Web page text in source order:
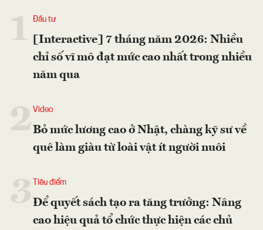
Đầu tư
[Interactive] 7 tháng năm 2026: Nhiều
chỉ số vĩ mô đạt mức cao nhất trong nhiều
năm qua
2Video
Bỏ mức lương cao ở Nhật, chàng kỹ sư về
quê làm giàu từ loài vật ít người nuôi
Tiêu điểm
Để quyết sách tạo ra tăng trưởng: Nâng
cao hiệu quả tổ chức thực hiện các chủ